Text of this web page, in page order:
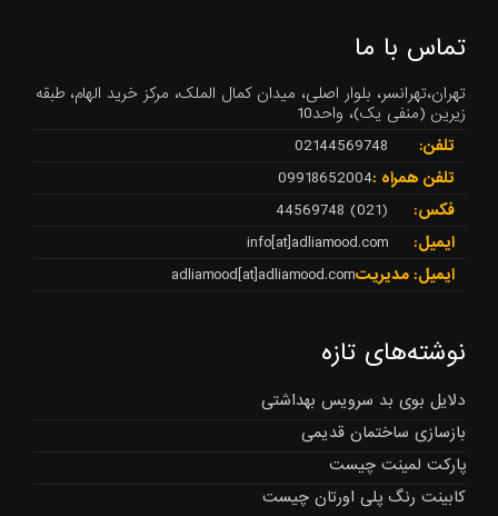
تماس با ما
تهران،تهرانسر، بلوار اصلی، میدان کمال الملک، مرکز خرید الهام، طبقه
زیرین (منفی یک)، واحد10
تلفن:
02144569748
تلفن همراه :09918652004
فکس:
(021) 44569748
ایمیل:
info[at]adliamood.com
ایمیل: مدیریتadliamood[at]adliamood.com
نوشته‌های تازه
دلایل بوی بد سرویس بهداشتی
بازسازی ساختمان قدیمی
پارکت لمینت چیست
کابینت رنگ پلی اورتان چیست